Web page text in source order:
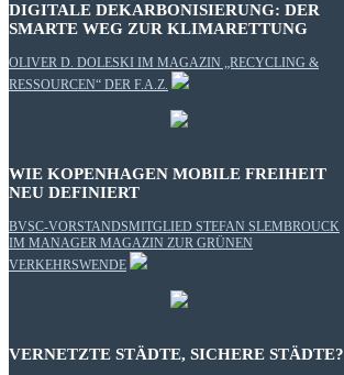
DIGITALE DEKARBONISIERUNG: DER
SMARTE WEG ZUR KLIMARETTUNG
OLIVER D. DOLESKI IM MAGAZIN „RECYCLING &
RESSOURCEN“ DER F.A.Z.
WIE KOPENHAGEN MOBILE FREIHEIT
NEU DEFINIERT
BVSC-VORSTANDSMITGLIED STEFAN SLEMBROUCK
IM MANAGER MAGAZIN ZUR GRÜNEN
VERKEHRSWENDE
VERNETZTE STÄDTE, SICHERE STÄDTE?